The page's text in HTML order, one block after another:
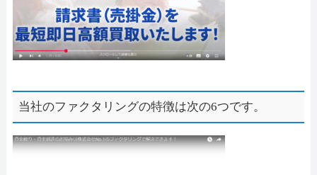
当社のファクタリングの特徴は次の6つです。